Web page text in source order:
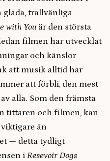
glada, trallvänliga
with You är den största
filmen har utvecklat
och känslor
att musik alltid har
att förbli, den mest
alla. Som den främsta
tittaren och filmen, kan
än
— detta tydligt
i Resevoir Dogs